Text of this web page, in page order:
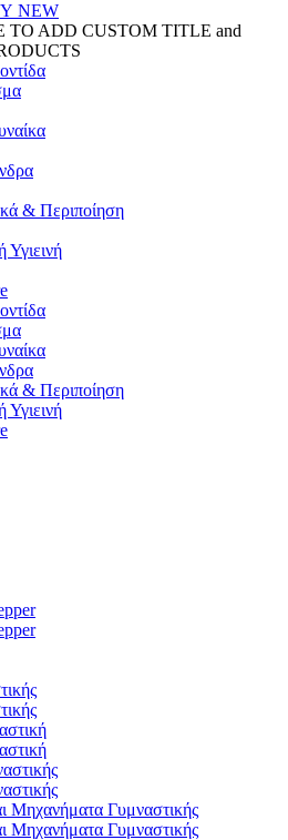
NEW
TO ADD CUSTOM TITLE and
& Περιποίηση
Υγιεινή
& Περιποίηση
Υγιεινή
Μηχανήματα Γυμναστικής
Μηχανήματα Γυμναστικής